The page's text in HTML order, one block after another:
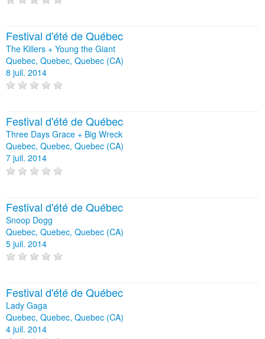
Festival d'été de Québec
The Killers + Young the Giant
Quebec, Quebec, Quebec (CA)
8 juil. 2014
Festival d'été de Québec
Three Days Grace + Big Wreck
Quebec, Quebec, Quebec (CA)
7 juil. 2014
Festival d'été de Québec
Snoop Dogg
Quebec, Quebec, Quebec (CA)
5 juil. 2014
Festival d'été de Québec
Lady Gaga
Quebec, Quebec, Quebec (CA)
4 juil. 2014